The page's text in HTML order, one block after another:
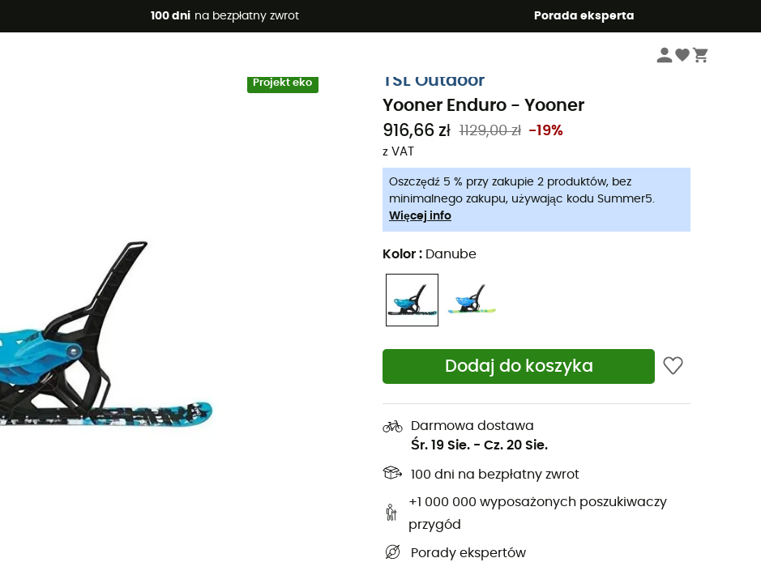
100 dni na bezpłatny zwrot Porada eksperta
Letnie promocje 🔥 -5% DODATKOWO przy zakupie 2 produktów*, kod Summer5
Projekt eko
Akcesoria narciarskie i snowboardowe
TSL Outdoor
Yooner Enduro - Yooner
916,66 zł 1129,00 zł -19%
z VAT
Oszczędź 5 % przy zakupie 2 produktów, bez
minimalnego zakupu, używając kodu Summer5.
Więcej info
Kolor : Danube
Dodaj do koszyka
Darmowa dostawa
Śr. 19 Sie. - Cz. 20 Sie.
100 dni na bezpłatny zwrot
+1 000 000 wyposażonych poszukiwaczy
przygód
Porady ekspertów